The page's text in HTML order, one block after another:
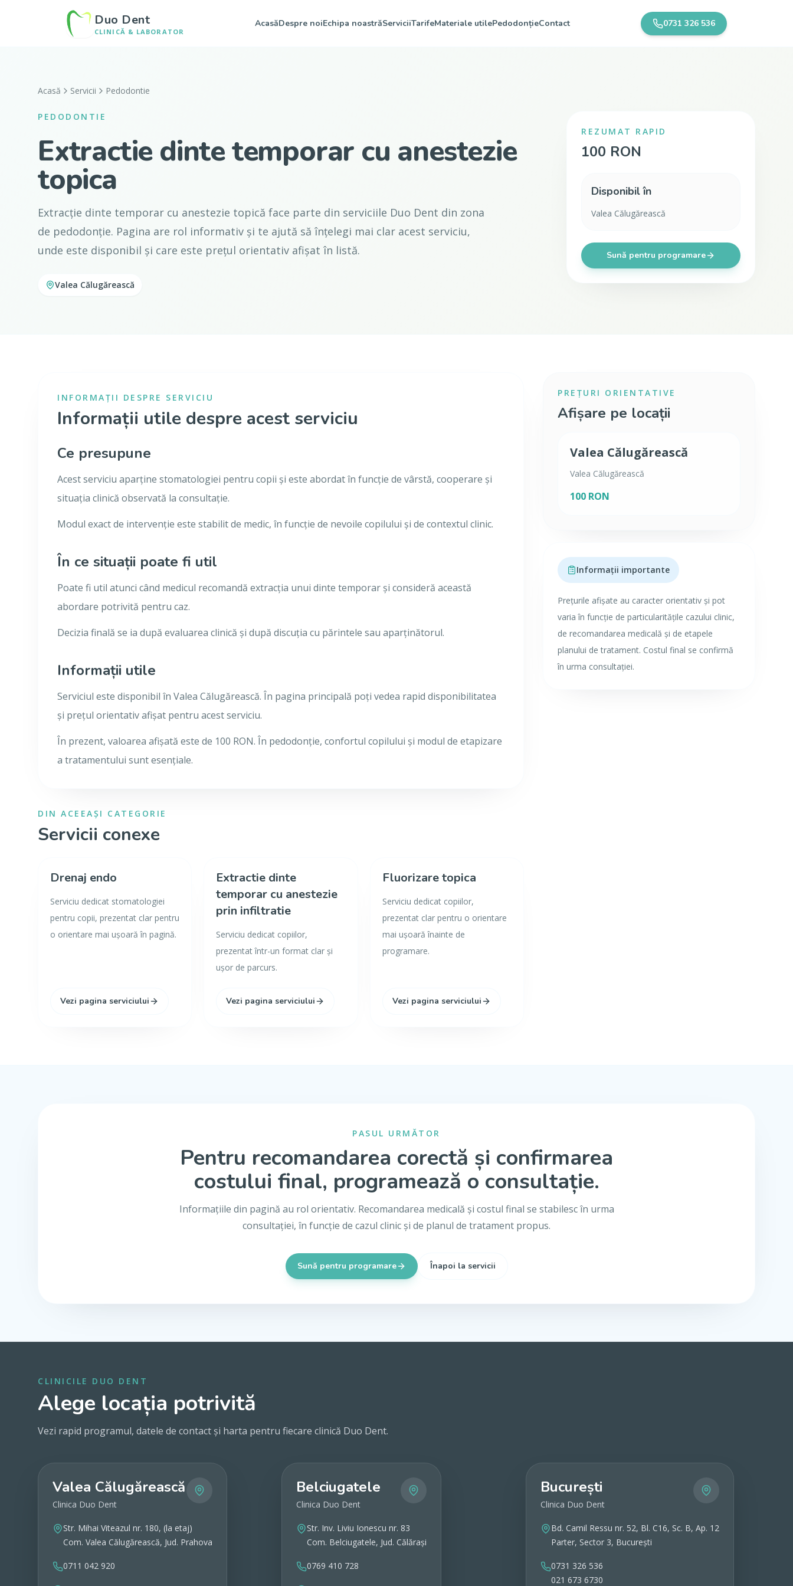
Duo Dent
CLINICĂ & LABORATOR
AcasăDespre noiEchipa noastrăServiciiTarifeMateriale utilePedodonțieContact 0731 326 536
Acasă Servicii Pedodontie
PEDODONTIE
Extractie dinte temporar cu anestezie
topica
Extracție dinte temporar cu anestezie topică face parte din serviciile Duo Dent din zona
de pedodonție. Pagina are rol informativ și te ajută să înțelegi mai clar acest serviciu,
unde este disponibil și care este prețul orientativ afișat în listă.
Valea Călugărească
REZUMAT RAPID
100 RON
Disponibil în
Valea Călugărească
Sună pentru programare
INFORMAȚII DESPRE SERVICIU
Informații utile despre acest serviciu
Ce presupune
Acest serviciu aparține stomatologiei pentru copii și este abordat în funcție de vârstă, cooperare și
situația clinică observată la consultație.
Modul exact de intervenție este stabilit de medic, în funcție de nevoile copilului și de contextul clinic.
În ce situații poate fi util
Poate fi util atunci când medicul recomandă extracția unui dinte temporar și consideră această
abordare potrivită pentru caz.
Decizia finală se ia după evaluarea clinică și după discuția cu părintele sau aparținătorul.
Informații utile
Serviciul este disponibil în Valea Călugărească. În pagina principală poți vedea rapid disponibilitatea
și prețul orientativ afișat pentru acest serviciu.
În prezent, valoarea afișată este de 100 RON. În pedodonție, confortul copilului și modul de etapizare
a tratamentului sunt esențiale.
DIN ACEEAȘI CATEGORIE
Servicii conexe
Drenaj endo
Serviciu dedicat stomatologiei
pentru copii, prezentat clar pentru
o orientare mai ușoară în pagină.
Vezi pagina serviciului
Extractie dinte
temporar cu anestezie
prin infiltratie
Serviciu dedicat copiilor,
prezentat într-un format clar și
ușor de parcurs.
Vezi pagina serviciului
Fluorizare topica
Serviciu dedicat copiilor,
prezentat clar pentru o orientare
mai ușoară înainte de
programare.
Vezi pagina serviciului
PREȚURI ORIENTATIVE
Afișare pe locații
Valea Călugărească
Valea Călugărească
100 RON
Informații importante
Prețurile afișate au caracter orientativ și pot
varia în funcție de particularitățile cazului clinic,
de recomandarea medicală și de etapele
planului de tratament. Costul final se confirmă
în urma consultației.
PASUL URMĂTOR
Pentru recomandarea corectă și confirmarea
costului final, programează o consultație.
Informațiile din pagină au rol orientativ. Recomandarea medicală și costul final se stabilesc în urma
consultației, în funcție de cazul clinic și de planul de tratament propus.
Sună pentru programare Înapoi la servicii
CLINICILE DUO DENT
Alege locația potrivită
Vezi rapid programul, datele de contact și harta pentru fiecare clinică Duo Dent.
Valea Călugărească
Clinica Duo Dent
Str. Mihai Viteazul nr. 180, (la etaj)
Com. Valea Călugărească, Jud. Prahova
0711 042 920
Belciugatele
Clinica Duo Dent
Str. Inv. Liviu Ionescu nr. 83
Com. Belciugatele, Jud. Călărași
0769 410 728
București
Clinica Duo Dent
Bd. Camil Ressu nr. 52, Bl. C16, Sc. B, Ap. 12
Parter, Sector 3, București
0731 326 536
021 673 6730